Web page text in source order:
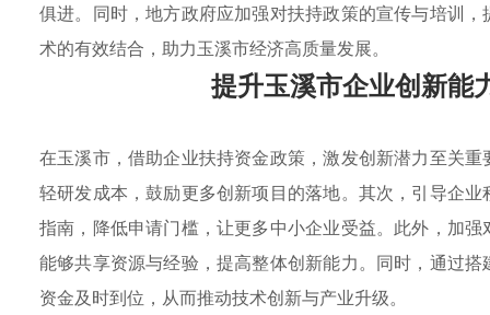
俱进。同时，地方政府应加强对扶持政策的宣传与培训
术的有效结合，助力玉溪市经济高质量发展。
提升玉溪市企业创新能
在玉溪市，借助企业扶持资金政策，激发创新潜力至关
轻研发成本，鼓励更多创新项目的落地。其次，引导企业
指南，降低申请门槛，让更多中小企业受益。此外，加
能够共享资源与经验，提高整体创新能力。同时，通过
资金及时到位，从而推动技术创新与产业升级。